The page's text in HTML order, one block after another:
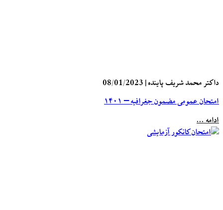
داکتر محمد شریف پاینده|
08/01/2023
امتحان عمومی مضمون جغرافیه – ۱۴۰۱
ادامه ...